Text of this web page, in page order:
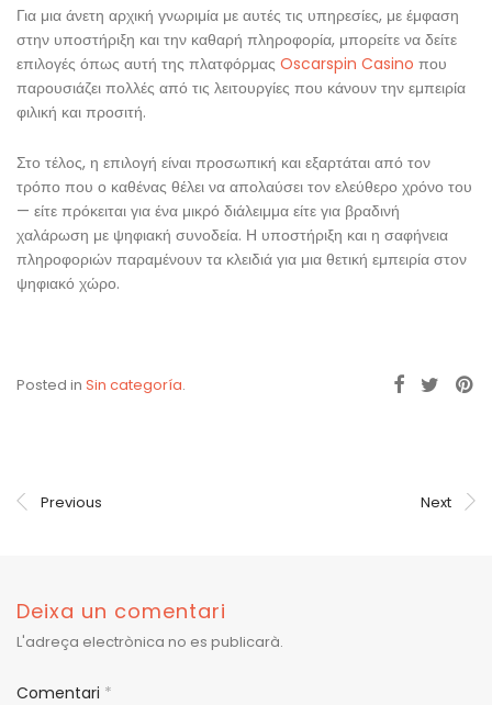
Για μια άνετη αρχική γνωριμία με αυτές τις υπηρεσίες, με έμφαση
στην υποστήριξη και την καθαρή πληροφορία, μπορείτε να δείτε
επιλογές όπως αυτή της πλατφόρμας Oscarspin Casino που
παρουσιάζει πολλές από τις λειτουργίες που κάνουν την εμπειρία
φιλική και προσιτή.
Στο τέλος, η επιλογή είναι προσωπική και εξαρτάται από τον
τρόπο που ο καθένας θέλει να απολαύσει τον ελεύθερο χρόνο του
— είτε πρόκειται για ένα μικρό διάλειμμα είτε για βραδινή
χαλάρωση με ψηφιακή συνοδεία. Η υποστήριξη και η σαφήνεια
πληροφοριών παραμένουν τα κλειδιά για μια θετική εμπειρία στον
ψηφιακό χώρο.
Posted in Sin categoría.
Previous Next
Deixa un comentari
L'adreça electrònica no es publicarà.
Comentari *